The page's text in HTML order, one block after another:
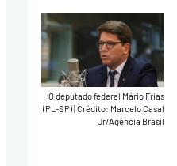
O deputado federal Mário Frias
(PL-SP)|Crédito: Marcelo Casal
Jr/Agência Brasil